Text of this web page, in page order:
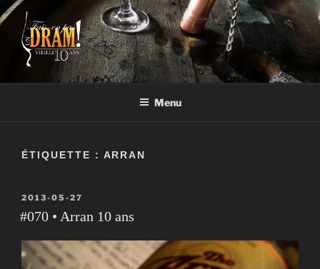
Aller
au
contenu
FAIS-EN PAS UN DRAM!
Un vrai blogue de péteux
Menu
ÉTIQUETTE : ARRAN
PUBLIÉ
LE
2013-05-27
#070 • Arran 10 ans